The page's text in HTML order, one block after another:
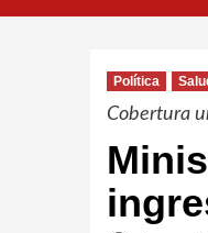
Política
Cobertura